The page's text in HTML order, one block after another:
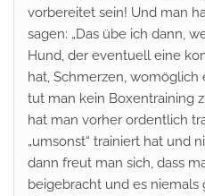
vorbereitet sein! Und man
sagen: „Das übe ich dann,
Hund, der eventuell eine
hat, Schmerzen, womöglich
tut man kein Boxentraining
hat man vorher ordentlich
„umsonst“ trainiert hat und
dann freut man sich, dass
beigebracht und es niemals